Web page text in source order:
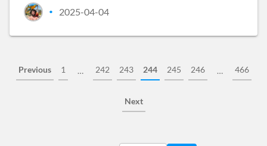
• 2025-04-04
Previous 1 … 242 243 244 245 246 … 466
Next